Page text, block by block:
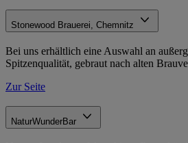
Stonewood Brauerei, Chemnitz
Bei uns erhältlich eine Auswahl an
Spitzenqualität, gebraut nach alten
Zur Seite
NaturWunderBar